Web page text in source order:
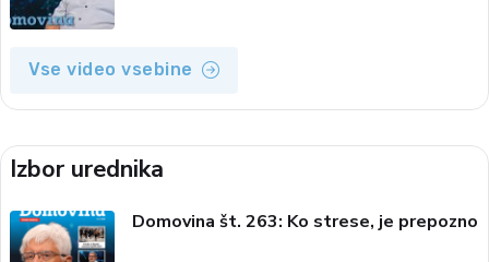
Vse video vsebine
Izbor urednika
Domovina št. 263: Ko strese, je prepozno